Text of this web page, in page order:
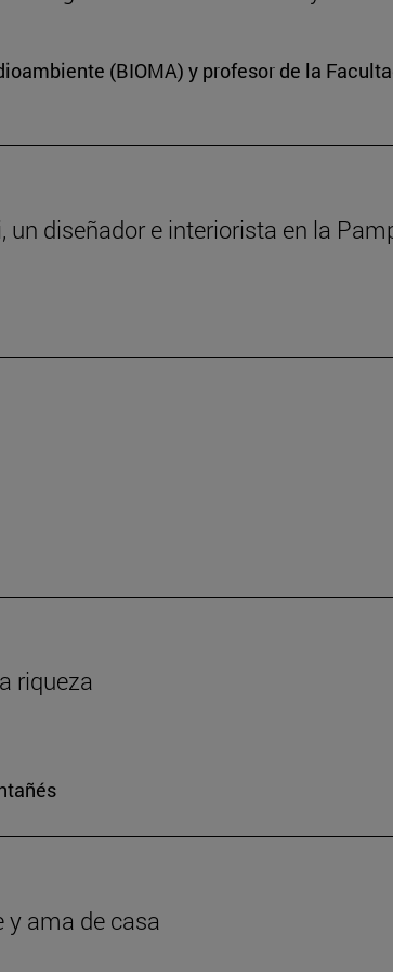
(BIOMA) y profesor de la
diseñador e interiorista en la
riqueza
y ama de casa